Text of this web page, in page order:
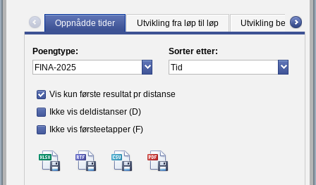
Oppnådde tider Utvikling fra løp til løp Utvikling bestetid
Poengtype: Sorter etter:
Vis kun første resultat pr distanse
Ikke vis deldistanser (D)
Ikke vis førsteetapper (F)